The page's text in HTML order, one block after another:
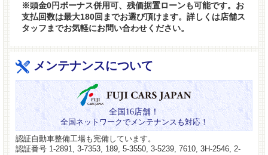
※頭金0円ボーナス併用可、残価据置ローンも可能です。お
支払回数は最大180回までお選び頂けます。詳しくは店舗ス
タッフまでお気軽にお問い合わせください。
メンテナンスについて
全国16店舗！
全国ネットワークでメンテナンスも対応！
認証自動車整備工場も完備しています。
認証番号 1-2891, 3-7353, 189, 5-3550, 3-5239, 7610, 3H-2546, 2-